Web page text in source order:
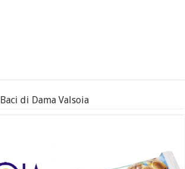
Baci di Dama Valsoia